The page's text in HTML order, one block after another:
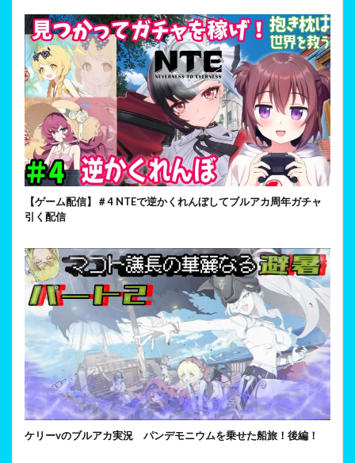
【ゲーム配信】＃4 NTEで逆かくれんぼしてブルアカ周年ガチャ
引く配信
ケリーvのブルアカ実況 パンデモニウムを乗せた船旅！後編！